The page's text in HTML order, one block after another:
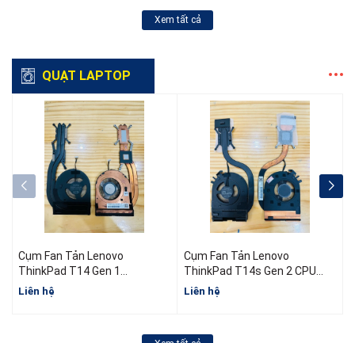
Xem tất cả
QUẠT LAPTOP
Cụm Fan Tản Lenovo
ThinkPad T14 Gen 1
5H40W36698 5H40W36699
5H40W36700
Liên hệ
Cụm Fan Tản Lenovo
ThinkPad T14s Gen 2 CPU
AMD
Liên hệ